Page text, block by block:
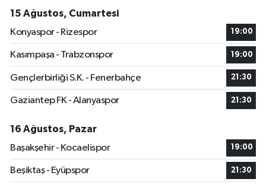
15 Ağustos, Cumartesi
Konyaspor - Rizespor
19:00
Kasımpaşa - Trabzonspor 19:00
Gençlerbirliği S.K. - Fenerbahçe 21:30
Gaziantep FK - Alanyaspor 21:30
16 Ağustos, Pazar
Başakşehir - Kocaelispor
19:00
Beşiktaş - Eyüpspor 21:30